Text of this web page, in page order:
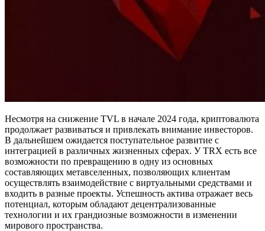
Несмотря на снижение TVL в начале 2024 года, криптовалюта
продолжает развиваться и привлекать внимание инвесторов.
В дальнейшем ожидается поступательное развитие с
интеграцией в различных жизненных сферах. У TRX есть все
возможности по превращению в одну из основных
составляющих метавселенных, позволяющих клиентам
осуществлять взаимодействие с виртуальными средствами и
входить в разные проекты. Успешность актива отражает весь
потенциал, которым обладают децентрализованные
технологии и их грандиозные возможности в изменении
мирового пространства.